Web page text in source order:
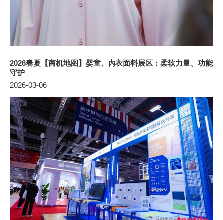
2026春夏【商机地图】婴童、内衣面料展区：柔软力量、功能
守护
2026-03-06